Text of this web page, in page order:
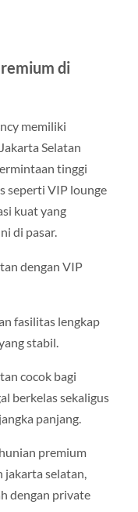
di
memiliki
Selatan
tinggi
seperti VIP lounge
kuat yang
di pasar.
dengan VIP
fasilitas lengkap
stabil.
cocok bagi
berkelas sekaligus
panjang.
premium
jakarta selatan,
dengan private